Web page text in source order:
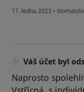
17. ledna 2023 •
Váš účet byl
Naprosto